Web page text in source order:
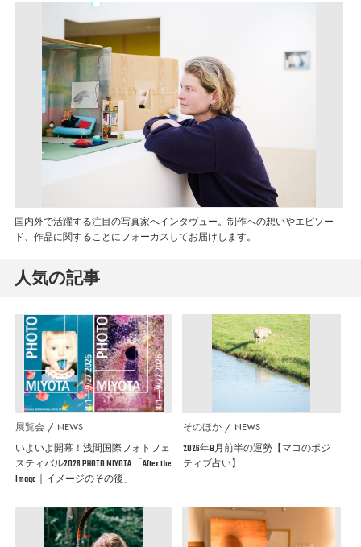
国内外で活躍する注目の写真家へインタヴュー。制作への想いやエピソー
ド、作品に関することにフォーカスしてお届けします。
人気の記事
展覧会 NEWS
いよいよ開幕！浅間国際フォトフェ
スティバル2026 PHOTO MIYOTA 「After the
Image｜イメージのその後」
そのほか NEWS
2026年8月前半の運勢【マコのポジ
ティブ占い】